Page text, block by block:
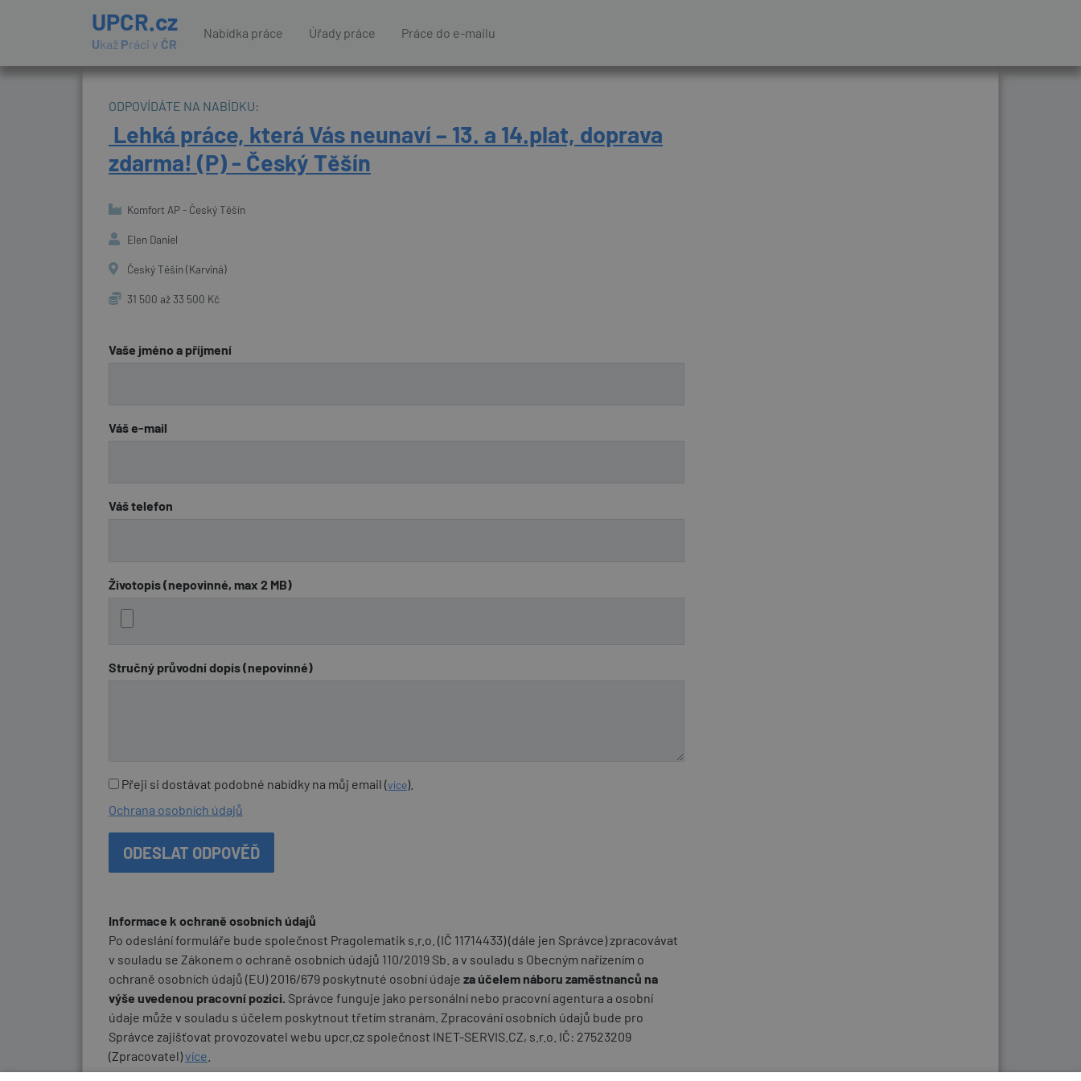
UPCR.cz
Ukaž Práci v ČR
Nabídka práce Úřady práce Práce do e-mailu
ODPOVÍDÁTE NA NABÍDKU:
️ Lehká práce, která Vás neunaví – 13. a 14.plat, doprava
zdarma! (P) - Český Těšín
Komfort AP - Český Těšín
Elen Daniel
Český Těšín (Karviná)
31 500 až 33 500 Kč
Vaše jméno a příjmení
Váš e-mail
Váš telefon
Životopis (nepovinné, max 2 MB)
Stručný průvodní dopis (nepovinné)
Přeji si dostávat podobné nabídky na můj email (více).
Ochrana osobních údajů
Informace k ochraně osobních údajů
Po odeslání formuláře bude společnost Pragolematik s.r.o. (IČ 11714433) (dále jen Správce) zpracovávat
v souladu se Zákonem o ochraně osobních údajů 110/2019 Sb. a v souladu s Obecným nařízením o
ochraně osobních údajů (EU) 2016/679 poskytnuté osobní údaje za účelem náboru zaměstnanců na
výše uvedenou pracovní pozici. Správce funguje jako personální nebo pracovní agentura a osobní
údaje může v souladu s účelem poskytnout třetím stranám. Zpracování osobních údajů bude pro
Správce zajišťovat provozovatel webu upcr.cz společnost INET-SERVIS.CZ, s.r.o. IČ: 27523209
(Zpracovatel)více